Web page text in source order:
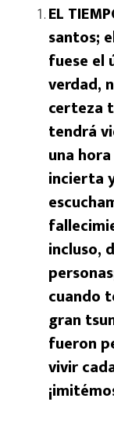
EL
santos;
fuese el
verdad,
certeza
tendrá
una
incierta
incluso,
cuando
gran
fueron
vivir